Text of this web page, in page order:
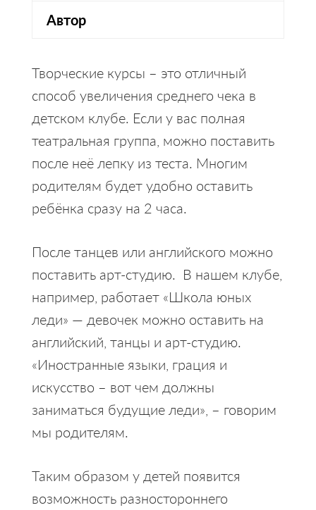
Автор
Творческие курсы – это отличный
способ увеличения среднего чека в
детском клубе. Если у вас полная
театральная группа, можно поставить
после неё лепку из теста. Многим
родителям будет удобно оставить
ребёнка сразу на 2 часа.
После танцев или английского можно
поставить арт-студию. В нашем клубе,
например, работает «Школа юных
леди» — девочек можно оставить на
английский, танцы и арт-студию.
«Иностранные языки, грация и
искусство – вот чем должны
заниматься будущие леди», – говорим
мы родителям.
Таким образом у детей появится
возможность разностороннего